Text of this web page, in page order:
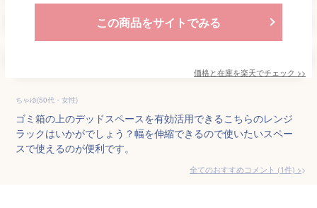
この商品をサイトでみる
価格と在庫を楽天でチェック >>
ちゃゆ(50代・女性)
ゴミ箱の上のデッドスペースを有効活用できるこちらのレンジ
ラックはいかがでしょう？幅を伸縮できるので使いたいスペー
スで使えるのが便利です。
全てのおすすめコメント (1件) >